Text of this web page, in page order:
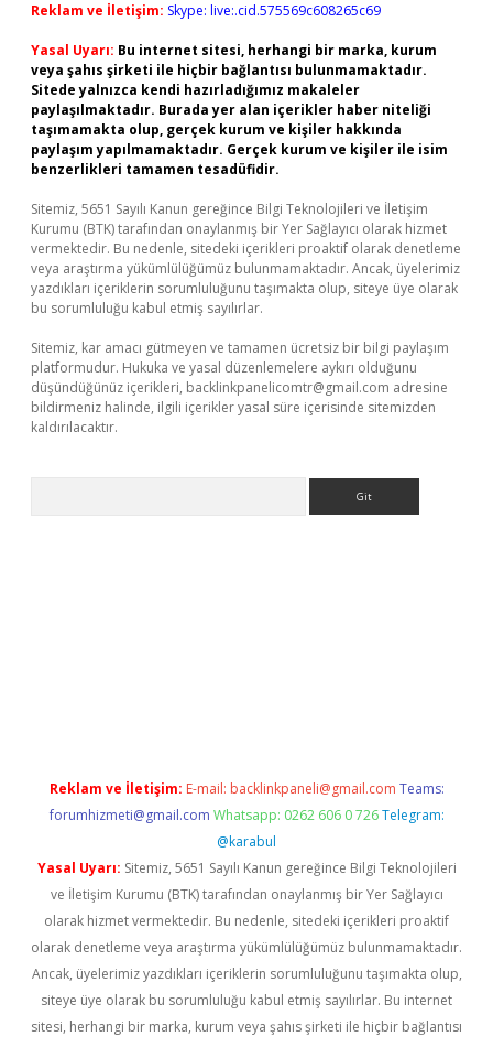
Reklam ve İletişim: Skype: live:.cid.575569c608265c69
Yasal Uyarı: Bu internet sitesi, herhangi bir marka, kurum
veya şahıs şirketi ile hiçbir bağlantısı bulunmamaktadır.
Sitede yalnızca kendi hazırladığımız makaleler
paylaşılmaktadır. Burada yer alan içerikler haber niteliği
taşımamakta olup, gerçek kurum ve kişiler hakkında
paylaşım yapılmamaktadır. Gerçek kurum ve kişiler ile isim
benzerlikleri tamamen tesadüfidir.
Sitemiz, 5651 Sayılı Kanun gereğince Bilgi Teknolojileri ve İletişim
Kurumu (BTK) tarafından onaylanmış bir Yer Sağlayıcı olarak hizmet
vermektedir. Bu nedenle, sitedeki içerikleri proaktif olarak denetleme
veya araştırma yükümlülüğümüz bulunmamaktadır. Ancak, üyelerimiz
yazdıkları içeriklerin sorumluluğunu taşımakta olup, siteye üye olarak
bu sorumluluğu kabul etmiş sayılırlar.
Sitemiz, kar amacı gütmeyen ve tamamen ücretsiz bir bilgi paylaşım
platformudur. Hukuka ve yasal düzenlemelere aykırı olduğunu
düşündüğünüz içerikleri, backlinkpanelicomtr@gmail.com adresine
bildirmeniz halinde, ilgili içerikler yasal süre içerisinde sitemizden
kaldırılacaktır.
Reklam ve İletişim: E-mail: backlinkpaneli@gmail.com Teams:
forumhizmeti@gmail.com Whatsapp: 0262 606 0 726 Telegram:
@karabul
Yasal Uyarı: Sitemiz, 5651 Sayılı Kanun gereğince Bilgi Teknolojileri
ve İletişim Kurumu (BTK) tarafından onaylanmış bir Yer Sağlayıcı
olarak hizmet vermektedir. Bu nedenle, sitedeki içerikleri proaktif
olarak denetleme veya araştırma yükümlülüğümüz bulunmamaktadır.
Ancak, üyelerimiz yazdıkları içeriklerin sorumluluğunu taşımakta olup,
siteye üye olarak bu sorumluluğu kabul etmiş sayılırlar. Bu internet
sitesi, herhangi bir marka, kurum veya şahıs şirketi ile hiçbir bağlantısı